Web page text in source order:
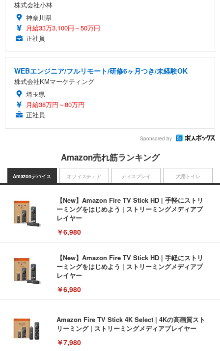
株式会社小林
神奈川県
月給33万3,100円～50万円
正社員
WEBエンジニア/フルリモート/研修6ヶ月つき/未経験OK
株式会社KMマーケティング
埼玉県
月給38万円～80万円
正社員
Sponsored by
Amazon売れ筋ランキング
Amazonデバイス
【New】Amazon Fire TV Stick HD | 手軽にストリ
ーミングをはじめよう | ストリーミングメディアプ
レイヤー
￥6,980
【New】Amazon Fire TV Stick HD | 手軽にストリ
ーミングをはじめよう | ストリーミングメディアプ
レイヤー
￥6,980
Amazon Fire TV Stick 4K Select | 4Kの高画質スト
リーミング | ストリーミングメディアプレイヤー
￥7,980
オフィスチェア ディスプレイ 犬用トイレ